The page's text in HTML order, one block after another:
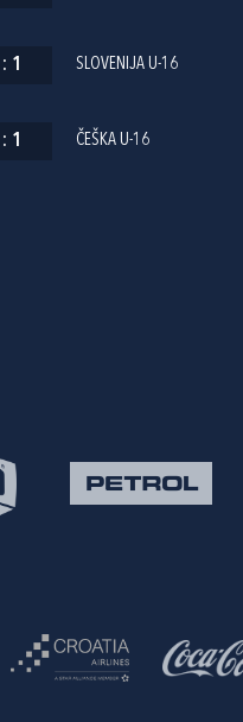
: 1 SLOVENIJA U-16
: 1 ČEŠKA U-16